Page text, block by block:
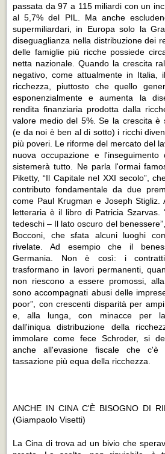
passata da 97 a 115 miliardi con un
al 5,7% del PIL. Ma anche
supermiliardari, in Europa solo la
diseguaglianza nella distribuzione dei
delle famiglie più ricche possiede
netta nazionale. Quando la crescita
negativo, come attualmente in Italia,
ricchezza, piuttosto che quello
esponenzialmente e aumenta la
rendita finanziaria prodotta dalla
valore medio del 5%. Se la crescita è
(e da noi è ben al di sotto) i ricchi
più poveri. Le riforme del mercato del
nuova occupazione e
sistemerà tutto. Ne parla l'ormai
Piketty,“Il Capitale nel XXI secolo” ,
contributo fondamentale da due
come Paul Krugman e Joseph Stigliz.
letteraria è il libro di Patricia Szarvas.
tedeschi – Il lato oscuro del benessere”
Bocconi, che sfata alcuni luoghi
rivelate. Ad esempio che il
Germania. Non è così: i
trasformano in lavori permanenti,
non riescono a essere promossi,
sono accompagnati abusi delle
poor”, con crescenti disparità per
e, alla lunga, con minacce per la
dall'iniqua distribuzione della
immolare come fece Schroder, si
anche all'evasione fiscale che
tassazione più equa della ricchezza.
ANCHE IN CINA C'È BISOGNO DI
(Giampaolo Visetti)
La Cina di trova ad un bivio che